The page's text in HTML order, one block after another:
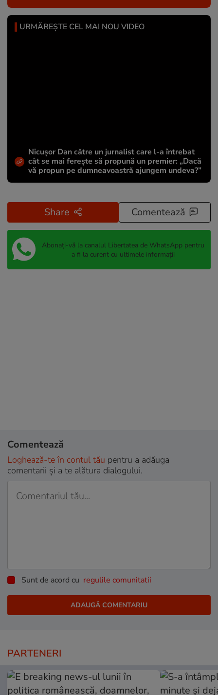
URMĂREȘTE CEL MAI NOU VIDEO
Nicușor Dan către un jurnalist care l-a întrebat
cât se mai ferește să propună un premier: „Dacă
vă propun pe dumneavoastră ajungem undeva?”
Share Comentează
Abonați-vă la canalul Libertatea de WhatsApp pentru
a fi la curent cu ultimele informații
Comentează
Loghează-te în contul tău pentru a adăuga
comentarii și a te alătura dialogului.
Sunt de acord cu regulile comunitatii
PARTENERI